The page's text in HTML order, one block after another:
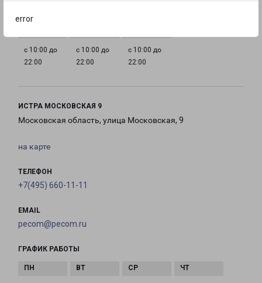
error
с 10:00 до
22:00
с 10:00 до
22:00
с 10:00 до
22:00
ИСТРА МОСКОВСКАЯ 9
Московская область, улица Московская, 9
на карте
ТЕЛЕФОН
+7(495) 660-11-11
EMAIL
pecom@pecom.ru
ГРАФИК РАБОТЫ